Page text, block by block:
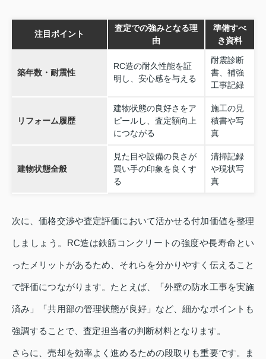
注目ポイント
査定での強みとなる理
由
準備すべ
き資料
築年数・耐震性
RC造の耐久性能を証
明し、安心感を与える
耐震診断
書、補強
工事記録
リフォーム履歴
建物状態の良好さをア
ピールし、査定額向上
につながる
施工の見
積書や写
真
建物状態全般
見た目や設備の良さが
買い手の印象を良くす
る
清掃記録
や現状写
真
次に、価格交渉や査定評価において活かせる付加価値を整理
しましょう。RC造は鉄筋コンクリートの強度や長寿命とい
ったメリットがあるため、それらを分かりやすく伝えること
で評価につながります。たとえば、「外壁の防水工事を実施
済み」「共用部の管理状態が良好」など、細かなポイントも
強調することで、査定担当者の判断材料となります。
さらに、売却を効率よく進めるための段取りも重要です。ま